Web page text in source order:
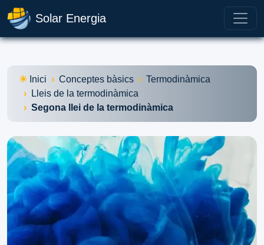
Solar Energia
Inici Conceptes bàsics
Termodinàmica
Lleis de la termodinàmica
Segona llei de la termodinàmica